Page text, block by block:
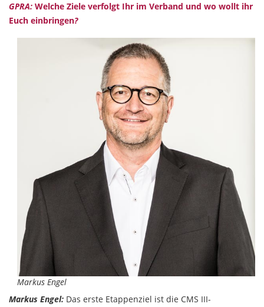
GPRA: Welche Ziele verfolgt Ihr im Verband und wo wollt ihr
Euch einbringen?
Markus Engel
Markus Engel: Das erste Etappenziel ist die CMS III-